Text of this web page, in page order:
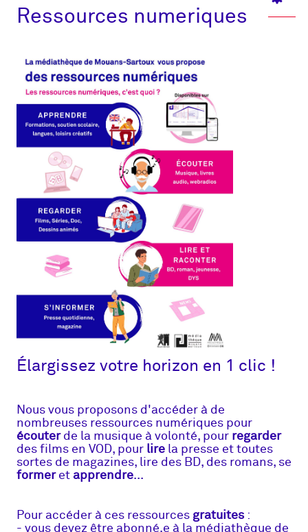
Ressources numeriques
Élargissez votre horizon en 1 clic !
Nous vous proposons d'accéder à de
nombreuses ressources numériques pour
écouterde la musique à volonté, pour regarder
des films en VOD, pour lire la presse et toutes
sortes de magazines, lire des BD, des romans, se
formeret apprendre...
Pour accéder à ces ressources gratuites :
- vous devez être abonné.e à la médiathèque de